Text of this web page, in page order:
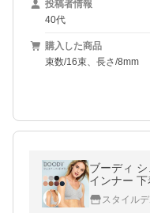
投稿者情報
40代
購入した商品
束数/16束、長さ/8mm
ブーディ シェ
インナー 下
維 通気性
別 スタイル